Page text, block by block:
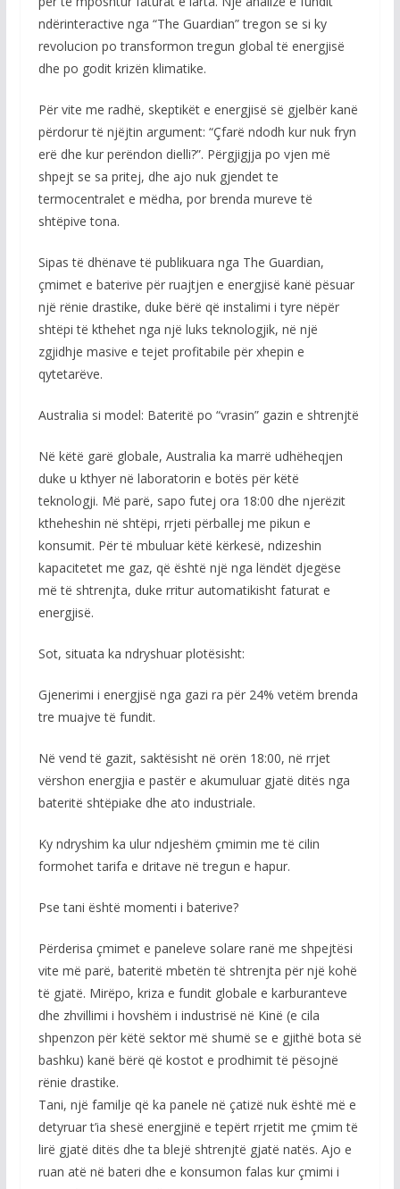
ndërinteractive nga “The Guardian” tregon se si ky
revolucion po transformon tregun global të energjisë
dhe po godit krizën klimatike.
Për vite me radhë, skeptikët e energjisë së gjelbër kanë
përdorur të njëjtin argument: “Çfarë ndodh kur nuk fryn
erë dhe kur perëndon dielli?”. Përgjigjja po vjen më
shpejt se sa pritej, dhe ajo nuk gjendet te
termocentralet e mëdha, por brenda mureve të
shtëpive tona.
Sipas të dhënave të publikuara nga The Guardian,
çmimet e baterive për ruajtjen e energjisë kanë pësuar
një rënie drastike, duke bërë që instalimi i tyre nëpër
shtëpi të kthehet nga një luks teknologjik, në një
zgjidhje masive e tejet profitabile për xhepin e
qytetarëve.
Australia si model: Bateritë po “vrasin” gazin e shtrenjtë
Në këtë garë globale, Australia ka marrë udhëheqjen
duke u kthyer në laboratorin e botës për këtë
teknologji. Më parë, sapo futej ora 18:00 dhe njerëzit
ktheheshin në shtëpi, rrjeti përballej me pikun e
konsumit. Për të mbuluar këtë kërkesë, ndizeshin
kapacitetet me gaz, që është një nga lëndët djegëse
më të shtrenjta, duke rritur automatikisht faturat e
energjisë.
Sot, situata ka ndryshuar plotësisht:
Gjenerimi i energjisë nga gazi ra për 24% vetëm brenda
tre muajve të fundit.
Në vend të gazit, saktësisht në orën 18:00, në rrjet
vërshon energjia e pastër e akumuluar gjatë ditës nga
bateritë shtëpiake dhe ato industriale.
Ky ndryshim ka ulur ndjeshëm çmimin me të cilin
formohet tarifa e dritave në tregun e hapur.
Pse tani është momenti i baterive?
Përderisa çmimet e paneleve solare ranë me shpejtësi
vite më parë, bateritë mbetën të shtrenjta për një kohë
të gjatë. Mirëpo, kriza e fundit globale e karburanteve
dhe zhvillimi i hovshëm i industrisë në Kinë (e cila
shpenzon për këtë sektor më shumë se e gjithë bota së
bashku) kanë bërë që kostot e prodhimit të pësojnë
rënie drastike.
Tani, një familje që ka panele në çatizë nuk është më e
detyruar t’ia shesë energjinë e tepërt rrjetit me çmim të
lirë gjatë ditës dhe ta blejë shtrenjtë gjatë natës. Ajo e
ruan atë në bateri dhe e konsumon falas kur çmimi i